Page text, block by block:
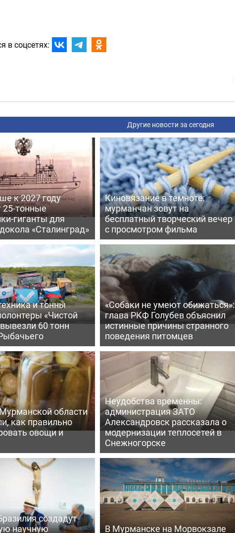
в соцсетях:
Другие новости за сегодня
к 2027 году
25-тонные
гиганты для
«Сталинград»
Киновязание в темноте:
мурманчан зовут на
бесплатный творческий вечер
с просмотром фильма
и тонны
«Чистой
60 тонн
«Собаки не умеют обижаться»:
глава РКФ Голубев объяснил
истинные причины странного
поведения питомцев
области
как правильно
овощи и
Неудобства временны:
администрация ЗАТО
Александровск рассказала о
модернизации теплосетей в
Снежногорске
создадут
научную
В Мурманске на Морвокзале